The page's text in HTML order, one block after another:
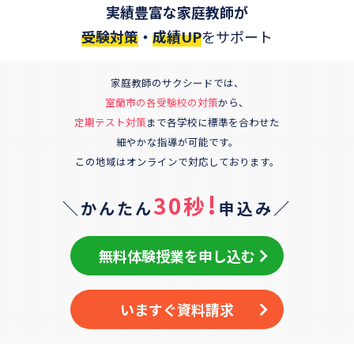
実績豊富な家庭教師が
受験対策 ・ 成績UPをサポート
家庭教師のサクシードでは、
室蘭市の各受験校の対策から、
定期テスト対策まで各学校に標準を合わせた
細やかな指導が可能です。
この地域はオンラインで対応しております。
＼かんたん30秒! 申込み／
無料体験授業を申し込む
いますぐ資料請求